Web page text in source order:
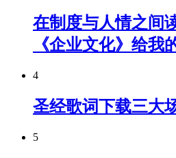
在制度与人情之
《企业文化》给我
4
圣经歌词下载三大
5